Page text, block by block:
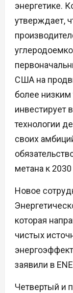
энергетике.
утверждает,
США на
более
инвестирует
технологии
своих
метана к 2030
Новое
которая
чистых
заявили в
Четвертый и